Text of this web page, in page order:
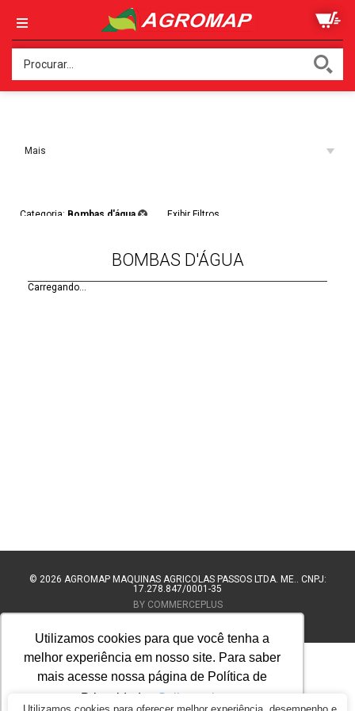
Utilizamos cookies para que você tenha a
melhor experiência em nosso site. Para saber
mais acesse nossa página de Política de
Privacidade.
Saiba mais
Mais
Categoria: Bombas d'água Exibir Filtros
BOMBAS D'ÁGUA
Carregando...
© 2026 AGROMAP MAQUINAS AGRÍCOLAS PASSOS LTDA. ME.. CNPJ:
17.278.847/0001-35
BY COMMERCEPLUS